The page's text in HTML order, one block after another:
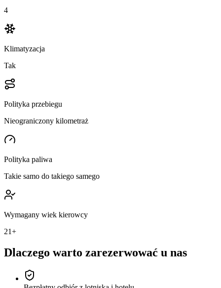
4
Klimatyzacja
Tak
Polityka przebiegu
Nieograniczony kilometraż
Polityka paliwa
Takie samo do takiego samego
Wymagany wiek kierowcy
21+
Dlaczego warto zarezerwować u nas